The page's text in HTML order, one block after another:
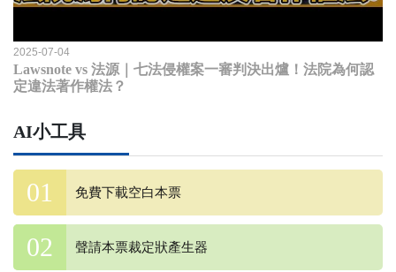
2025-07-04
Lawsnote vs 法源｜七法侵權案一審判決出爐！法院為何認
定違法著作權法？
AI小工具
免費下載空白本票
聲請本票裁定狀產生器